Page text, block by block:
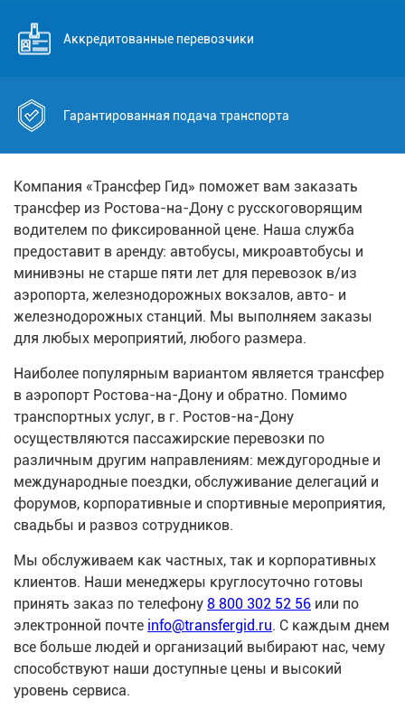
Аккредитованные перевозчики
Гарантированная подача транспорта
Компания «Трансфер Гид» поможет вам заказать
трансфер из Ростова-на-Дону с русскоговорящим
водителем по фиксированной цене. Наша служба
предоставит в аренду: автобусы, микроавтобусы и
минивэны не старше пяти лет для перевозок в/из
аэропорта, железнодорожных вокзалов, авто- и
железнодорожных станций. Мы выполняем заказы
для любых мероприятий, любого размера.
Наиболее популярным вариантом является трансфер
в аэропорт Ростова-на-Дону и обратно. Помимо
транспортных услуг, в г. Ростов-на-Дону
осуществляются пассажирские перевозки по
различным другим направлениям: междугородные и
международные поездки, обслуживание делегаций и
форумов, корпоративные и спортивные мероприятия,
свадьбы и развоз сотрудников.
Мы обслуживаем как частных, так и корпоративных
клиентов. Наши менеджеры круглосуточно готовы
принять заказ по телефону 8 800 302 52 56 или по
электронной почте info@transfergid.ru. С каждым днем
все больше людей и организаций выбирают нас, чему
способствуют наши доступные цены и высокий
уровень сервиса.